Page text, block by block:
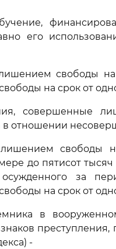
его
свободы
на срок от
совершенные
отношении
лишением свободы
до пятисот
осужденного за
на срок от
в
преступления,
-